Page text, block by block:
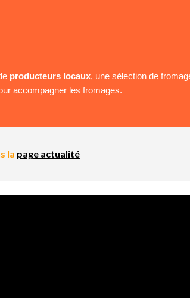
producteurs locaux, une sélection de
accompagner les fromages.
la page actualité